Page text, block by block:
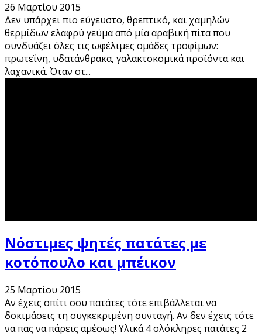
26 Μαρτίου 2015
Δεν υπάρχει πιο εύγευστο, θρεπτικό, και χαμηλών
θερμίδων ελαφρύ γεύμα από μία αραβική πίτα που
συνδυάζει όλες τις ωφέλιμες ομάδες τροφίμων:
πρωτεΐνη, υδατάνθρακα, γαλακτοκομικά προϊόντα και
λαχανικά. Όταν στ...
Νόστιμες ψητές πατάτες με
κοτόπουλο και μπέικον
25 Μαρτίου 2015
Αν έχεις σπίτι σου πατάτες τότε επιβάλλεται να
δοκιμάσεις τη συγκεκριμένη συνταγή. Αν δεν έχεις τότε
να πας να πάρεις αμέσως! Υλικά 4 ολόκληρες πατάτες 2